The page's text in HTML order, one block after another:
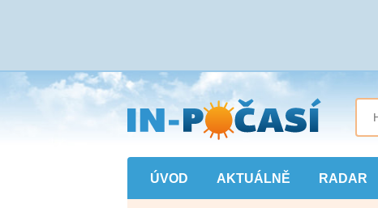
Přejít
na
hlavní
obsah
ÚVOD AKTUÁLNĚ RADAR